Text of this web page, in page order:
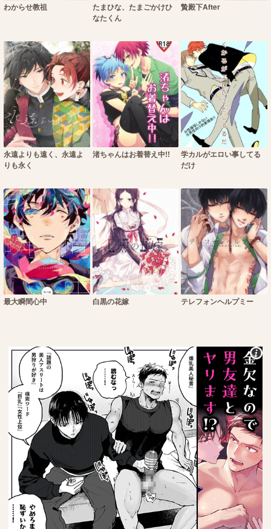
わからせ教祖
たまひな、たまごかけひ
なたくん
贄殿下After
永遠よりも遠く、永遠よ
りも永く
渚ちゃんはお着替え中!!
学カルがエロい事してる
だけ
最大瞬間心中 白黒の花嫁 テレフォンヘルプミー